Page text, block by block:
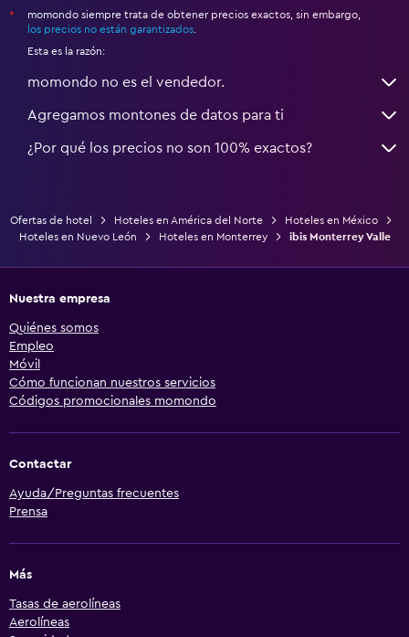
*
momondo siempre trata de obtener precios exactos, sin embargo,
los precios no están garantizados
Esta es la razón:
momondo no es el vendedor.
Agregamos montones de datos para ti
¿Por qué los precios no son 100% exactos?
Ofertas de hotel Hoteles en América del Norte
Hoteles en México
Hoteles en Nuevo León
Hoteles en Monterrey ibis Monterrey Valle
Nuestra empresa
Quiénes somos
Empleo
Móvil
Cómo funcionan nuestros servicios
Códigos promocionales momondo
Contactar
Ayuda/Preguntas frecuentes
Prensa
Más
Tasas de aerolíneas
Aerolíneas